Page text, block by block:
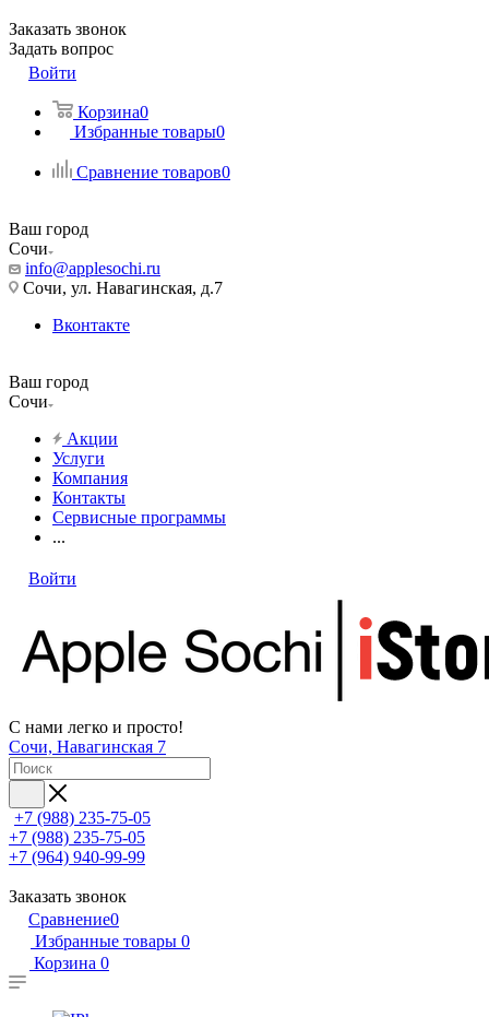
Заказать звонок
Задать вопрос
Войти
Корзина0
Избранные товары0
Сравнение товаров0
Ваш город
Сочи
info@applesochi.ru
Сочи, ул. Навагинская, д.7
Вконтакте
Ваш город
Сочи
Акции
Услуги
Компания
Контакты
Сервисные программы
...
Войти
С нами легко и просто!
Сочи, Навагинская 7
+7 (988) 235-75-05
+7 (988) 235-75-05
+7 (964) 940-99-99
Заказать звонок
Сравнение0
Избранные товары 0
Корзина 0